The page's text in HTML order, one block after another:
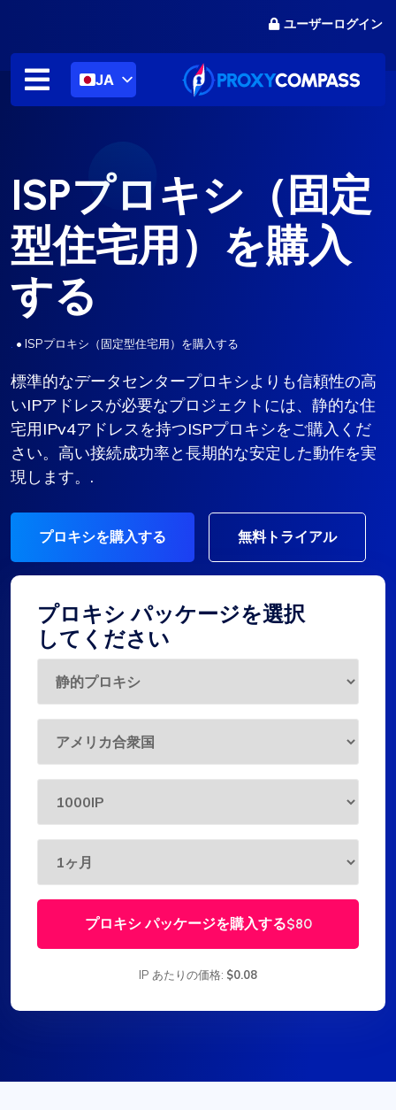
テ
ユーザーログイン
JA
ISPプロキシ（固定
型住宅用）を購入
する
• ISPプロキシ（固定型住宅用）を購入する
標準的なデータセンタープロキシよりも信頼性の高
いIPアドレスが必要なプロジェクトには、静的な住
宅用IPv4アドレスを持つISPプロキシをご購入くだ
さい。高い接続成功率と長期的な安定した動作を実
現します。.
プロキシを購入する 無料トライアル
プロキシ パッケージを選択
してください
プロキシ パッケージを購入する$80
IP あたりの価格: $0.08